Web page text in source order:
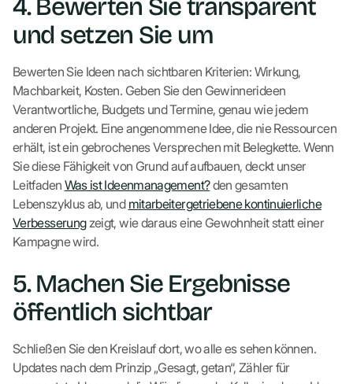
4. Bewerten Sie transparent
und setzen Sie um
Bewerten Sie Ideen nach sichtbaren Kriterien: Wirkung,
Machbarkeit, Kosten. Geben Sie den Gewinnerideen
Verantwortliche, Budgets und Termine, genau wie jedem
anderen Projekt. Eine angenommene Idee, die nie Ressourcen
erhält, ist ein gebrochenes Versprechen mit Belegkette. Wenn
Sie diese Fähigkeit von Grund auf aufbauen, deckt unser
Leitfaden Was ist Ideenmanagement?den gesamten
Lebenszyklus ab, und mitarbeitergetriebene kontinuierliche
Verbesserungzeigt, wie daraus eine Gewohnheit statt einer
Kampagne wird.
5. Machen Sie Ergebnisse
öffentlich sichtbar
Schließen Sie den Kreislauf dort, wo alle es sehen können.
Updates nach dem Prinzip „Gesagt, getan“, Zähler für